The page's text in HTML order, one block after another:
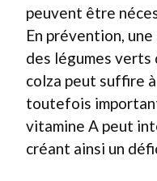
peuvent être
En prévention,
des légumes verts
colza peut suffire
toutefois
vitamine A peut
créant ainsi un